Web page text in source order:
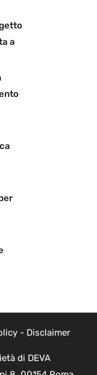
a
- Disclaimer
di DEVA